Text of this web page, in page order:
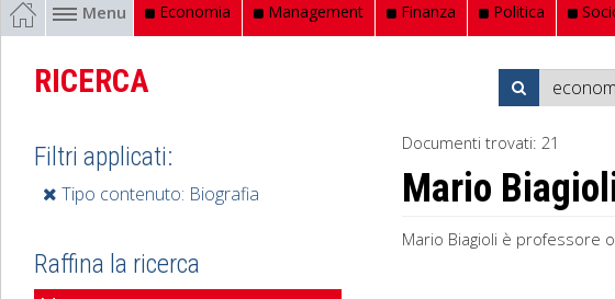
Menu Economia Management Finanza Politica
RICERCA
Documenti trovati: 21
Mario
Mario Biagioli è professore
Filtri applicati:
Tipo contenuto: Biografia
Raffina la ricerca